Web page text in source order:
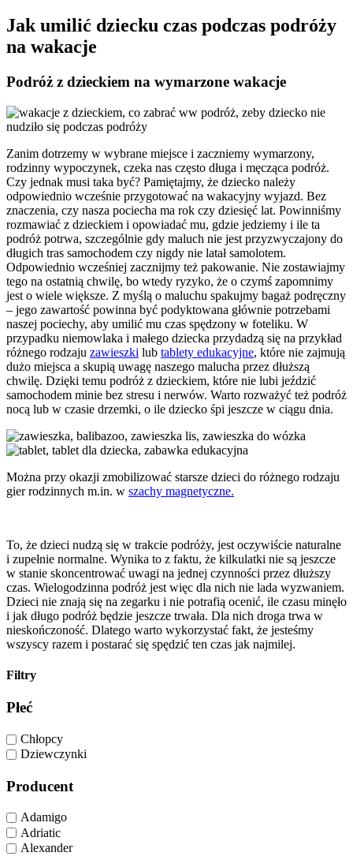
Jak umilić dziecku czas podczas podróży
na wakacje
Podróż z dzieckiem na wymarzone wakacje
Zanim dotrzemy w wybrane miejsce i zaczniemy wymarzony,
rodzinny wypoczynek, czeka nas często długa i męcząca podróż.
Czy jednak musi taka być? Pamiętajmy, że dziecko należy
odpowiednio wcześnie przygotować na wakacyjny wyjazd. Bez
znaczenia, czy nasza pociecha ma rok czy dziesięć lat. Powinniśmy
rozmawiać z dzieckiem i opowiadać mu, gdzie jedziemy i ile ta
podróż potrwa, szczególnie gdy maluch nie jest przyzwyczajony do
długich tras samochodem czy nigdy nie latał samolotem.
Odpowiednio wcześniej zacznijmy też pakowanie. Nie zostawiajmy
tego na ostatnią chwilę, bo wtedy ryzyko, że o czymś zapomnimy
jest o wiele większe. Z myślą o maluchu spakujmy bagaż podręczny
– jego zawartość powinna być podyktowana głównie potrzebami
naszej pociechy, aby umilić mu czas spędzony w foteliku. W
przypadku niemowlaka i małego dziecka przydadzą się na przykład
różnego rodzaju zawieszki lub tablety edukacyjne, które nie zajmują
dużo miejsca a skupią uwagę naszego malucha przez dłuższą
chwilę. Dzięki temu podróż z dzieckiem, które nie lubi jeździć
samochodem minie bez stresu i nerwów. Warto rozważyć też podróż
nocą lub w czasie drzemki, o ile dziecko śpi jeszcze w ciągu dnia.
Można przy okazji zmobilizować starsze dzieci do różnego rodzaju
gier rodzinnych m.in. w szachy magnetyczne.
To, że dzieci nudzą się w trakcie podróży, jest oczywiście naturalne
i zupełnie normalne. Wynika to z faktu, że kilkulatki nie są jeszcze
w stanie skoncentrować uwagi na jednej czynności przez dłuższy
czas. Wielogodzinna podróż jest więc dla nich nie lada wyzwaniem.
Dzieci nie znają się na zegarku i nie potrafią ocenić, ile czasu minęło
i jak długo podróż będzie jeszcze trwała. Dla nich droga trwa w
nieskończoność. Dlatego warto wykorzystać fakt, że jesteśmy
wszyscy razem i postarać się spędzić ten czas jak najmilej.
Filtry
Płeć
Chłopcy
Dziewczynki
Producent
Adamigo
Adriatic
Alexander